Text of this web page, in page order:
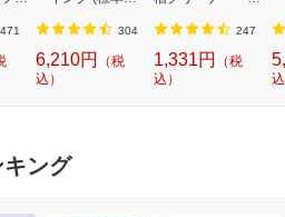
471
3813805MP] 304
6,210円
（税
込）
機 洗浄 洗剤 750m
l NW2]【rb_pcp】
247
1,331円
（税
込）
T
キング